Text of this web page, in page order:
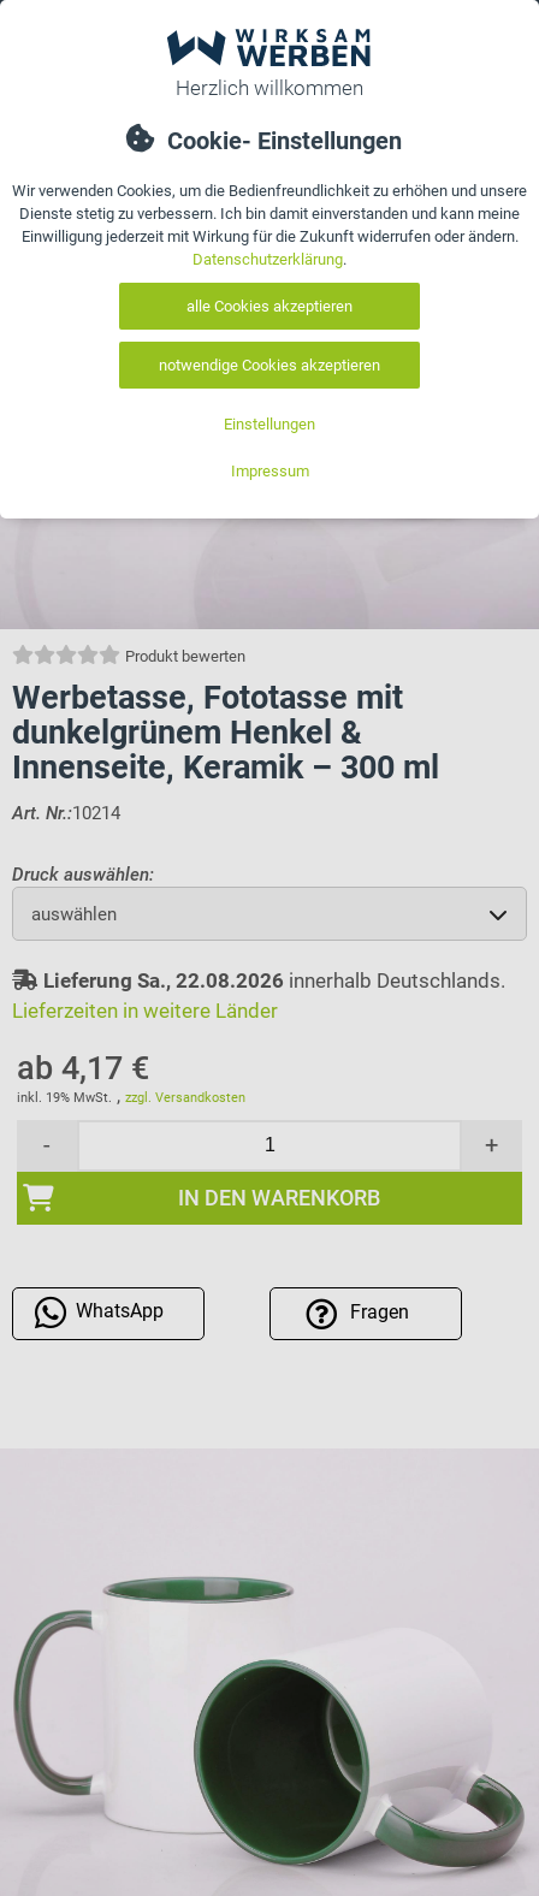
Produkt bewerten
Werbetasse, Fototasse mit
dunkelgrünem Henkel &
Innenseite, Keramik – 300 ml
Art. Nr.:10214
Druck auswählen:
auswählen
Lieferung Sa., 22.08.2026 innerhalb Deutschlands.
Lieferzeiten in weitere Länder
ab 4,17 €
inkl. 19% MwSt. ,zzgl. Versandkosten
- +
IN DEN WARENKORB
WhatsApp Fragen
Details Bewertungen Kontakt